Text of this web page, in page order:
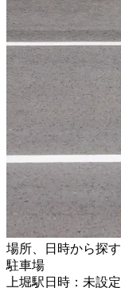
場所、日時から探す
駐車場
上堀駅日時：未設定